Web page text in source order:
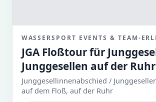
WASSERSPORT EVENTS & TEAM-
JGA Floßtour für
Junggesellen auf der Ruhr
Junggesellinnenabschied /
auf dem Floß, auf der Ruhr